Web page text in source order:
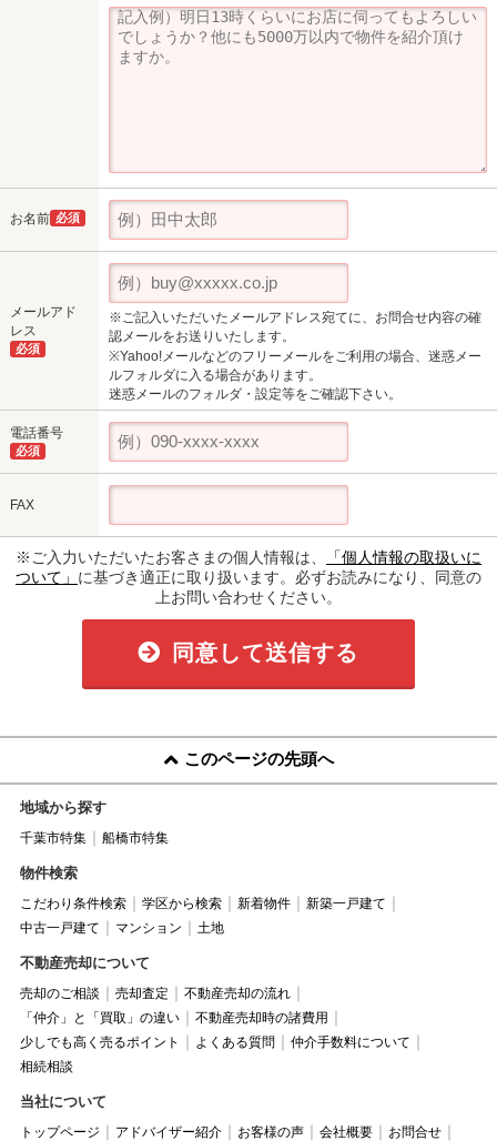
お名前 必須
メールアド
レス
必須
※ご記入いただいたメールアドレス宛てに、お問合せ内容の確
認メールをお送りいたします。
※Yahoo!メールなどのフリーメールをご利用の場合、迷惑メー
ルフォルダに入る場合があります。
迷惑メールのフォルダ・設定等をご確認下さい。
電話番号
必須
FAX
※ご入力いただいたお客さまの個人情報は、
「個人情報の取扱いに
ついて」 に基づき適正に取り扱います。必ずお読みになり、同意の
上お問い合わせください。
同意して送信する
このページの先頭へ
地域から探す
千葉市特集 船橋市特集
物件検索
こだわり条件検索 学区から検索 新着物件
新築一戸建て
中古一戸建て
マンション 土地
不動産売却について
売却のご相談 売却査定
不動産売却の流れ
「仲介」と「買取」の違い
不動産売却時の諸費用
少しでも高く売るポイント
よくある質問
仲介手数料について
相続相談
当社について
トップページ アドバイザー紹介 お客様の声 会社概要
お問合せ